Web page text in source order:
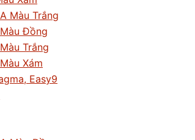
Màu Trắng
Đồng
Trắng
Xám
Easy9